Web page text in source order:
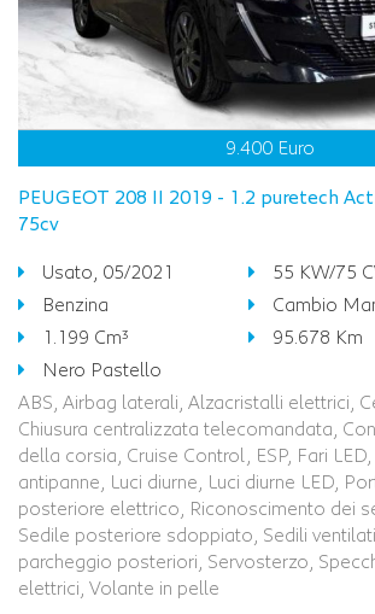
9.400 Euro
PEUGEOT 208 II 2019 - 1.2 puretech
75cv
Usato, 05/2021
55 KW/75
Benzina
Cambio
1.199 Cm³
95.678 Km
Nero Pastello
ABS, Airbag laterali, Alzacristalli elettrici,
Chiusura centralizzata telecomandata,
della corsia, Cruise Control, ESP, Fari
antipanne, Luci diurne, Luci diurne LED,
posteriore elettrico, Riconoscimento dei
Sedile posteriore sdoppiato, Sedili
parcheggio posteriori, Servosterzo,
elettrici, Volante in pelle